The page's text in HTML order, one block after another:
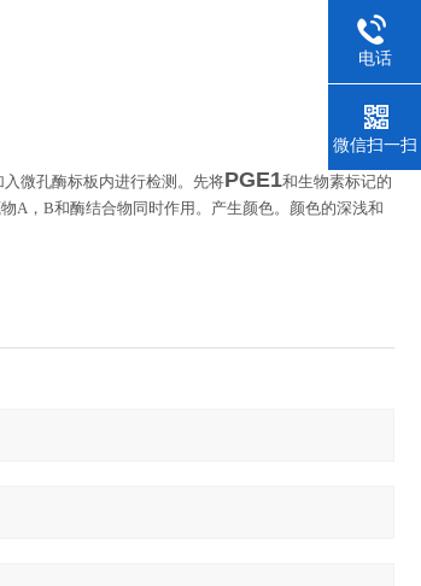
微孔酶标板内进行检测。先将PGE1和生物素标记的
A ， B和酶结合物同时作用。产生颜色。颜色的深浅和
电话
微信扫一扫